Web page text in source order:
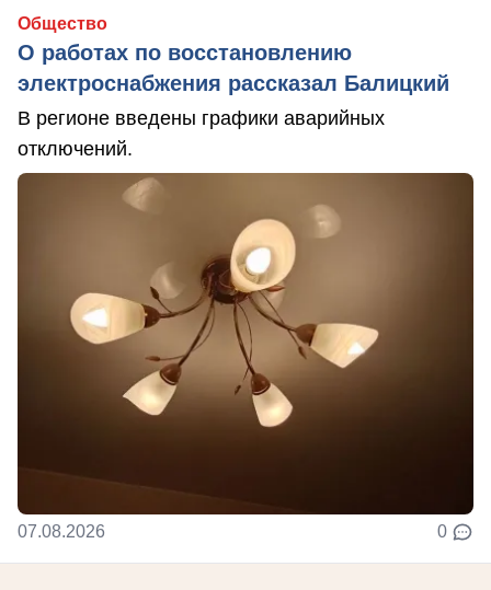
Общество
О работах по восстановлению
электроснабжения рассказал Балицкий
В регионе введены графики аварийных
отключений.
07.08.2026 0